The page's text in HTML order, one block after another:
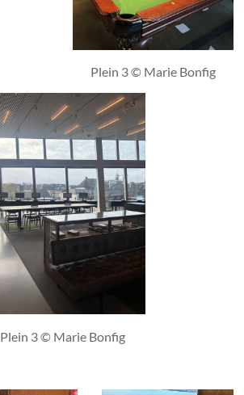
Plein 3 © Marie Bonfig
Plein 3 © Marie Bonfig